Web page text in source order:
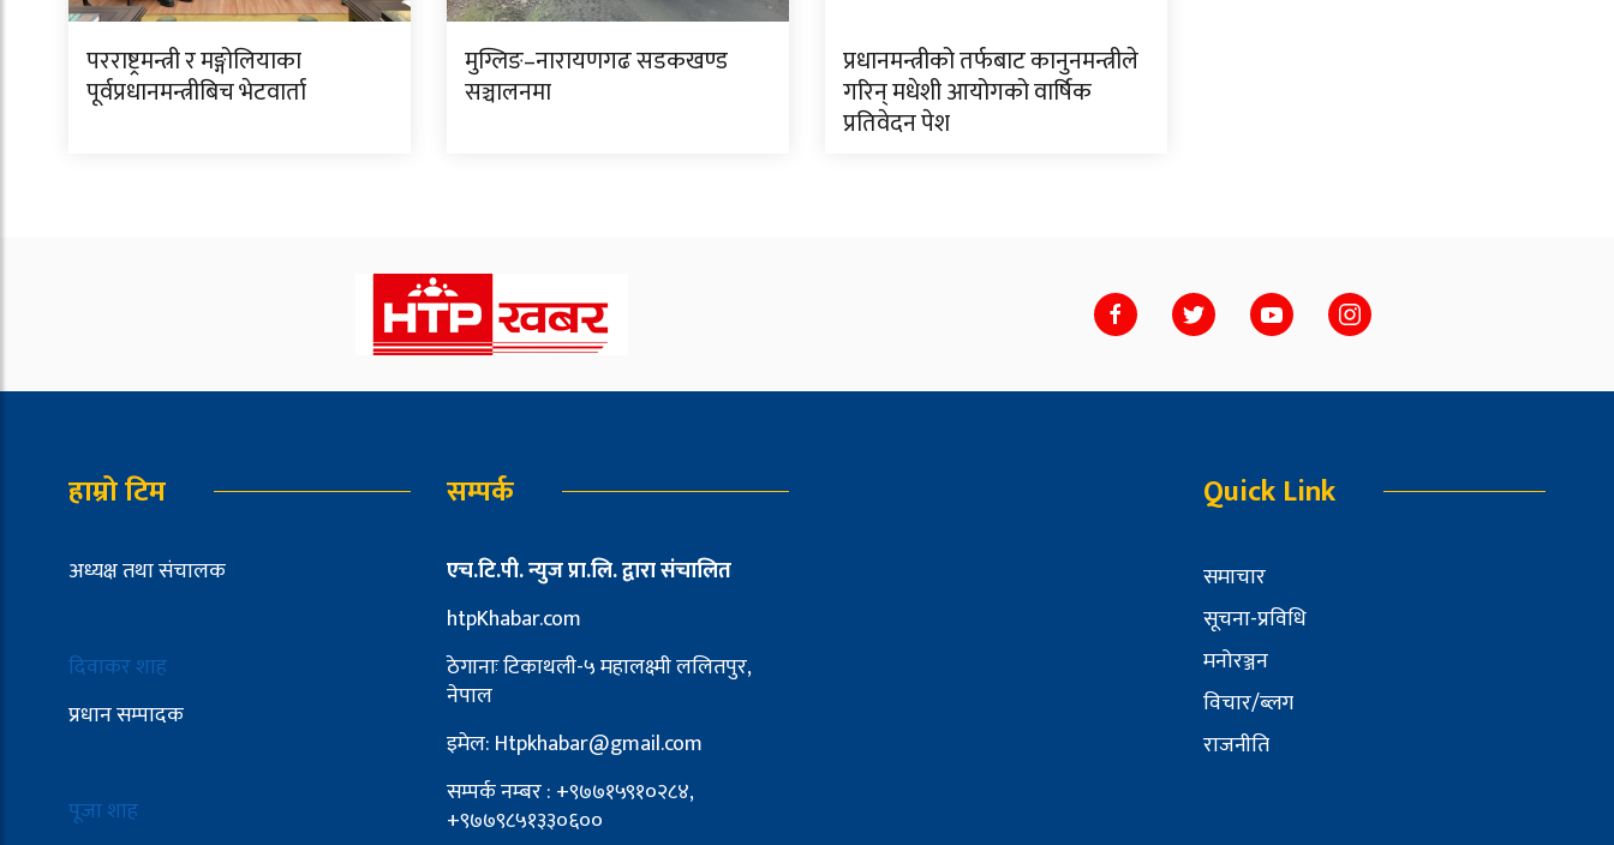
परराष्ट्रमन्त्री र मङ्गोलियाका
पूर्वप्रधानमन्त्रीबिच भेटवार्ता
मुग्लिङ–नारायणगढ सडकखण्ड
सञ्चालनमा
प्रधानमन्त्रीको तर्फबाट कानुनमन्त्रीले
गरिन् मधेशी आयोगको वार्षिक
प्रतिवेदन पेश
हाम्रो टिम
अध्यक्ष तथा संचालक
दिवाकर शाह
प्रधान सम्पादक
पूजा शाह
सम्पर्क
एच.टि.पी. न्युज प्रा.लि. द्वारा संचालित
htpKhabar.com
ठेगानाः टिकाथली-५ महालक्ष्मी ललितपुर,
नेपाल
इमेल: Htpkhabar@gmail.com
सम्पर्क नम्बर : +९७७१५९१०२८४,
+९७७९८५१३३०६००
Quick Link
समाचार
सूचना-प्रविधि
मनोरञ्जन
विचार/ब्लग
राजनीति